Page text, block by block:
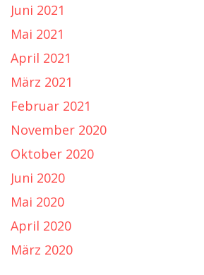
Juni 2021
Mai 2021
April 2021
März 2021
Februar 2021
November 2020
Oktober 2020
Juni 2020
Mai 2020
April 2020
März 2020